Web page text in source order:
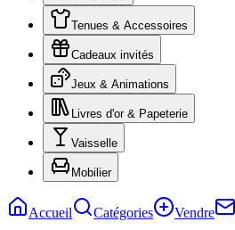
Tenues & Accessoires
Cadeaux invités
Jeux & Animations
Livres d'or & Papeterie
Vaisselle
Mobilier
Accueil Catégories Vendre